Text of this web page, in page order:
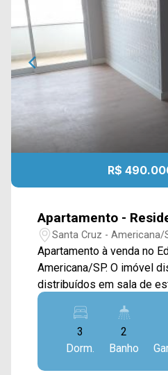
R$
Apartamento -
Santa Cruz - Americana/
Apartamento à venda no
Americana/SP. O imóvel dispõe de 74M²
distribuídos em sala de
integradas, cozinha tipo
serviço. > 03 dormitórios, sendo 01 suíte; > 02
banheiros, sendo 01
garagem. O condomínio é localizado próximo a
supermercados,
3
Dorm.
2
Banho